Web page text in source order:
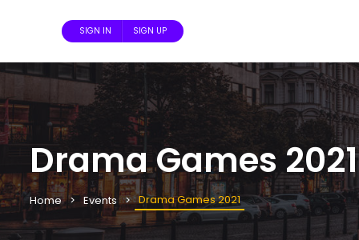
SIGN IN SIGN UP
Drama Games 2021
Home Events Drama Games 2021